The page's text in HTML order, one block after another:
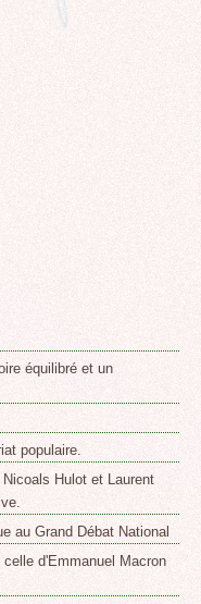
équilibré et un
populaire.
Hulot et Laurent
au Grand Débat National
d'Emmanuel Macron